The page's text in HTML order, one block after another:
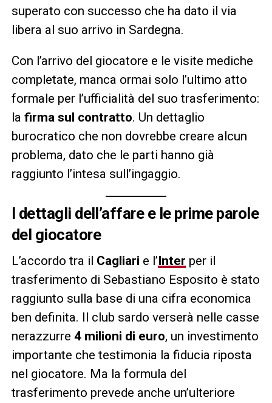
superato con successo che ha dato il via
libera al suo arrivo in Sardegna.
Con l’arrivo del giocatore e le visite mediche
completate, manca ormai solo l’ultimo atto
formale per l’ufficialità del suo trasferimento:
la firma sul contratto. Un dettaglio
burocratico che non dovrebbe creare alcun
problema, dato che le parti hanno già
raggiunto l’intesa sull’ingaggio.
I dettagli dell’affare e le prime parole
del giocatore
L’accordo tra il Cagliari e l’Inter per il
trasferimento di Sebastiano Esposito è stato
raggiunto sulla base di una cifra economica
ben definita. Il club sardo verserà nelle casse
nerazzurre 4 milioni di euro, un investimento
importante che testimonia la fiducia riposta
nel giocatore. Ma la formula del
trasferimento prevede anche un’ulteriore